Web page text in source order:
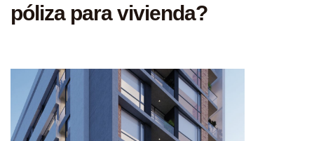
póliza para vivienda?